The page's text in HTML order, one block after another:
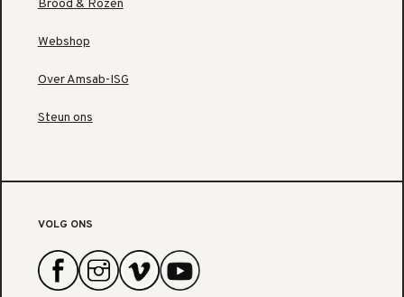
Brood & Rozen
Webshop
Over Amsab-ISG
Steun ons
VOLG ONS